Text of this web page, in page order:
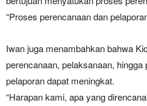
“Proses perencanaan dan
Iwan juga menambahkan bahwa
perencanaan, pelaksanaan,
pelaporan dapat meningkat.
“Harapan kami, apa yang